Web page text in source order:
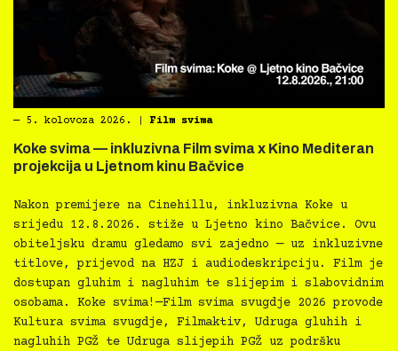
― 5. kolovoza 2026. Film svima
Koke svima — inkluzivna Film svima x Kino Mediteran
projekcija u Ljetnom kinu Bačvice
Nakon premijere na Cinehillu, inkluzivna Koke u
srijedu 12.8.2026. stiže u Ljetno kino Bačvice. Ovu
obiteljsku dramu gledamo svi zajedno — uz inkluzivne
titlove, prijevod na HZJ i audiodeskripciju. Film je
dostupan gluhim i nagluhim te slijepim i slabovidnim
osobama. Koke svima!—Film svima svugdje 2026 provode
Kultura svima svugdje, Filmaktiv, Udruga gluhih i
nagluhih PGŽ te Udruga slijepih PGŽ uz podršku